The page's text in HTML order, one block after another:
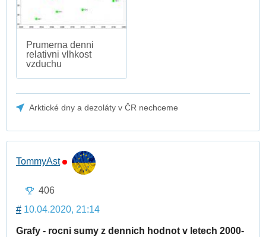
Prumerna denni
relativni vlhkost
vzduchu
Arktické dny a dezoláty v ČR nechceme
TommyAst
406
# 10.04.2020, 21:14
Grafy - rocni sumy z dennich hodnot v letech 2000-